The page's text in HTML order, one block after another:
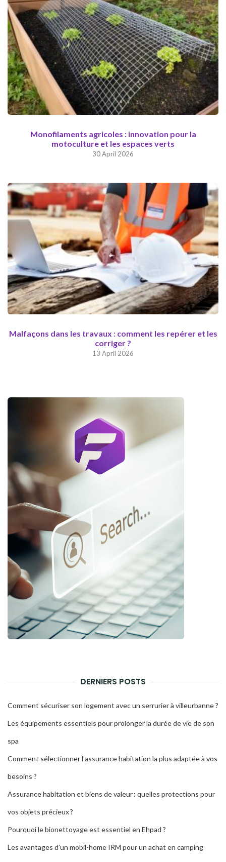
Monofilaments agricoles : innovation pour la
motoculture et les espaces verts
30 April 2026
Malfaçons dans les travaux : comment les repérer et les
corriger ?
13 April 2026
DERNIERS POSTS
Comment sécuriser son logement avec un serrurier à villeurbanne ?
Les équipements essentiels pour prolonger la durée de vie de son
spa
Comment sélectionner l’assurance habitation la plus adaptée à vos
besoins ?
Assurance habitation et biens de valeur : quelles protections pour
vos objets précieux ?
Pourquoi le bionettoyage est essentiel en Ehpad ?
Les avantages d’un mobil-home IRM pour un achat en camping